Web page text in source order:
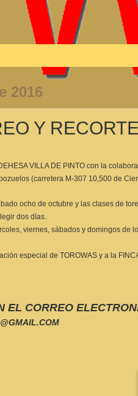
2016
Y
VILLA DE PINTO con la
(carretera M-307 10,500 de
ocho de octubre y las clases de
dos días.
viernes, sábados y domingos de
especial de TOROWAS y a la
EL CORREO